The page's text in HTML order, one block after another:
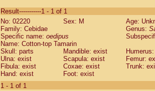
CebidaeSaguinus labiatus(0)
Cebidae Saguinus leucopus (0)
Cebidae
CebidaeSaguinus mystax
Cebidae Saguinus nigricollis (0)
Cebidae Saguinus oedipus
Cebidae Saguinus weddelli
Cebidae Saguinusspp.
Cebidae
Result-----------1 - 1 of 1
No: 02220
Sex: M
Age:
Family: Cebidae
Genus:
Specific name: oedipus
Name: Cotton-top Tamarin
Skull: parts
Mandible: exist
Ulna: exist
Scapula: exist
Femur:
Fibula: exist
Coxae: exist
Trunk:
Hand: exist
Foot: exist
1 - 1 of 1